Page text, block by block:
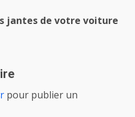
jantes de votre voiture
pour publier un